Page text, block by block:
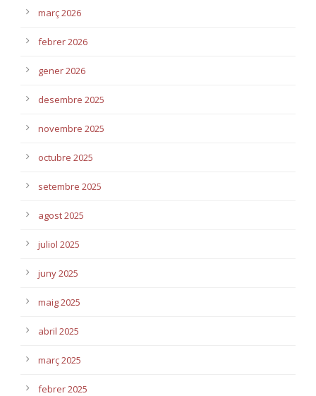
març 2026
febrer 2026
gener 2026
desembre 2025
novembre 2025
octubre 2025
setembre 2025
agost 2025
juliol 2025
juny 2025
maig 2025
abril 2025
març 2025
febrer 2025